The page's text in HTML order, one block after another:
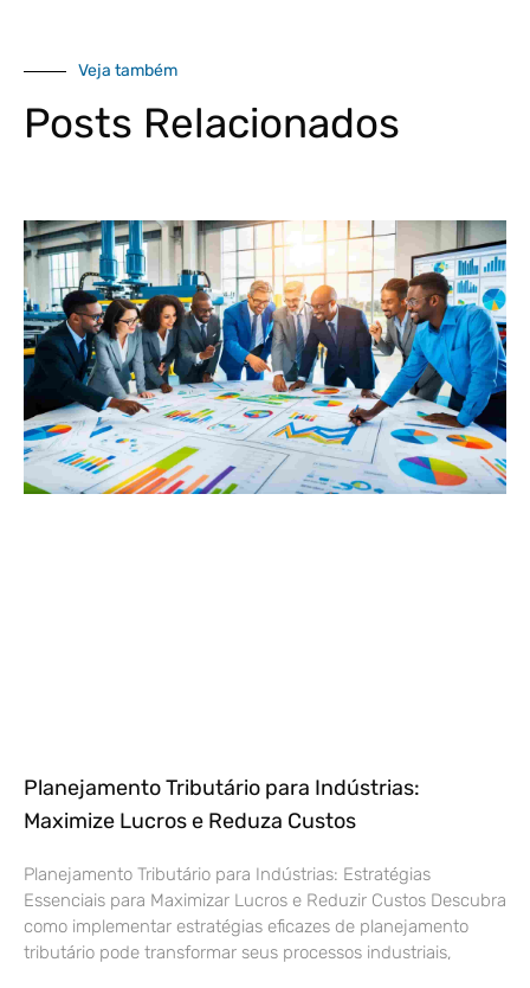
Veja também
Posts Relacionados
Planejamento Tributário para Indústrias:
Maximize Lucros e Reduza Custos
Planejamento Tributário para Indústrias: Estratégias
Essenciais para Maximizar Lucros e Reduzir Custos Descubra
como implementar estratégias eficazes de planejamento
tributário pode transformar seus processos industriais,